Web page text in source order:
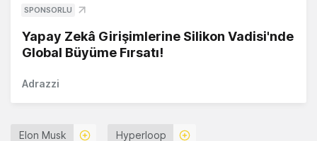
SPONSORLU
Yapay Zekâ Girişimlerine Silikon Vadisi'nde
Global Büyüme Fırsatı!
Adrazzi
Elon Musk Hyperloop